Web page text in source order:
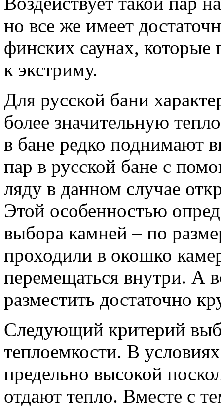
но все же имеет
финских саунах, которые
к экстриму.
Для русской бани
более значительную
в бане редко поднимают
пар в русской бане с
ляду в данном случае
Этой особенностью
выбора камней – по
проходили в окошко
перемещаться внутри. А
разместить достаточно
Следующий критерий
теплоемкости. В
предельно высокой
отдают тепло. Вместе с